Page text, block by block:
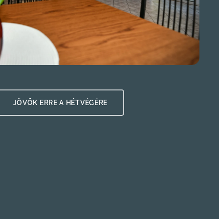
JÖVÖK ERRE A HÉTVÉGÉRE